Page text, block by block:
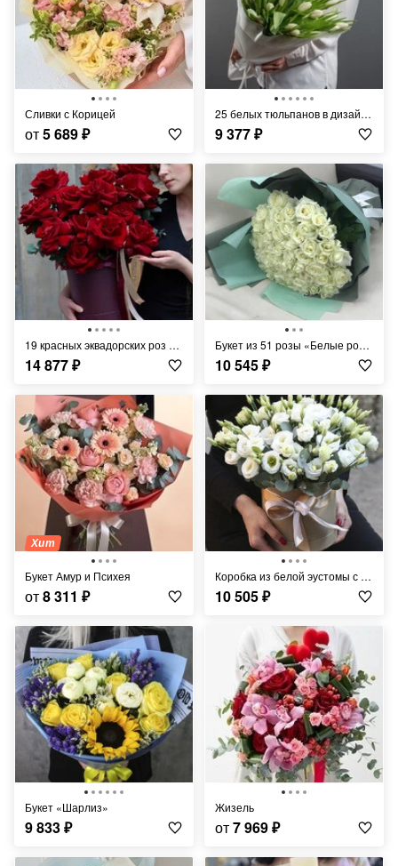
Сливки с Корицей
от5 689₽
25 белых тюльпанов в дизайнерской упаковке
9 377₽
19 красных эквадорских роз в шляпной коробке
14 877₽
Букет из 51 розы «Белые розы Аваланч в дизайнерской упаковке»
10 545₽
Хит
Букет Амур и Психея
от8 311 ₽
Коробка из белой эустомы с эвкалиптом "Мадмуазель"
10 505₽
Букет «Шарлиз»
9 833₽
Жизель
от7 969₽